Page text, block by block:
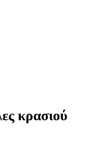
κρασιού